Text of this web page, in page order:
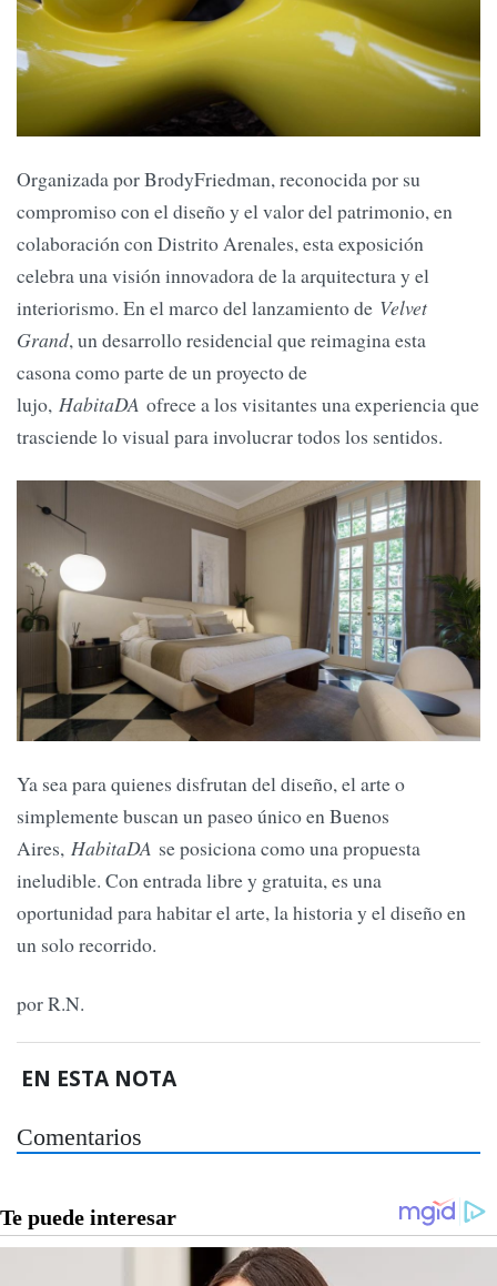
Organizada por BrodyFriedman, reconocida por su
compromiso con el diseño y el valor del patrimonio, en
colaboración con Distrito Arenales, esta exposición
celebra una visión innovadora de la arquitectura y el
interiorismo. En el marco del lanzamiento de Velvet
Grand, un desarrollo residencial que reimagina esta
casona como parte de un proyecto de
lujo, HabitaDA ofrece a los visitantes una experiencia que
trasciende lo visual para involucrar todos los sentidos.
Ya sea para quienes disfrutan del diseño, el arte o
simplemente buscan un paseo único en Buenos
Aires, HabitaDA se posiciona como una propuesta
ineludible. Con entrada libre y gratuita, es una
oportunidad para habitar el arte, la historia y el diseño en
un solo recorrido.
por R.N.
EN ESTA NOTA
Comentarios